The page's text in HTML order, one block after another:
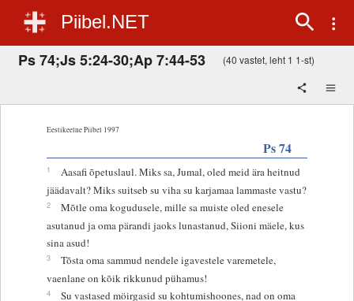
Piibel.NET
Ps 74;Js 5:24-30;Ap 7:44-53 (40 vastet, leht 1 1-st)
Eestikeelne Piibel 1997
Ps 74
1
Aasafi õpetuslaul. Miks sa, Jumal, oled meid ära heitnud
jäädavalt? Miks suitseb su viha su karjamaa lammaste vastu?
2
Mõtle oma kogudusele, mille sa muiste oled enesele
asutanud ja oma pärandi jaoks lunastanud, Siioni mäele, kus
sina asud!
3
Tõsta oma sammud nendele igavestele varemetele,
vaenlane on kõik rikkunud pühamus!
4
Su vastased möirgasid su kohtumishoones, nad on oma